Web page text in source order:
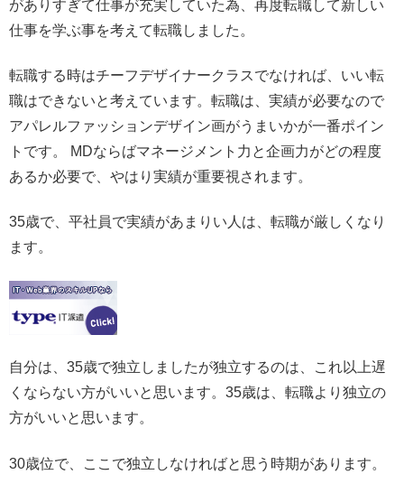
がありすぎて仕事が充実していた為、再度転職して新しい
仕事を学ぶ事を考えて転職しました。
転職する時はチーフデザイナークラスでなければ、いい転
職はできないと考えています。転職は、実績が必要なので
アパレルファッションデザイン画がうまいかが一番ポイン
トです。 MDならばマネージメント力と企画力がどの程度
あるか必要で、やはり実績が重要視されます。
35歳で、平社員で実績があまりい人は、転職が厳しくなり
ます。
自分は、35歳で独立しましたが独立するのは、これ以上遅
くならない方がいいと思います。35歳は、転職より独立の
方がいいと思います。
30歳位で、ここで独立しなければと思う時期があります。